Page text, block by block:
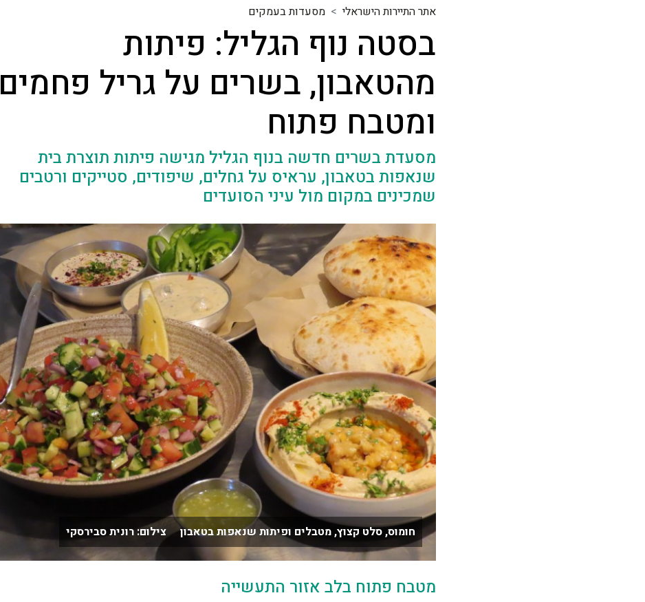
אתר התיירות הישראלי מסעדות בעמקים
בסטה נוף הגליל: פיתות
מהטאבון, בשרים על גריל פחמים
ומטבח פתוח
מסעדת בשרים חדשה בנוף הגליל מגישה פיתות תוצרת בית
שנאפות בטאבון, עראיס על גחלים, שיפודים, סטייקים ורטבים
שמכינים במקום מול עיני הסועדים
חומוס, סלט קצוץ, מטבלים ופיתות שנאפות בטאבון צילום: רונית סבירסקי
מטבח פתוח בלב אזור התעשייה